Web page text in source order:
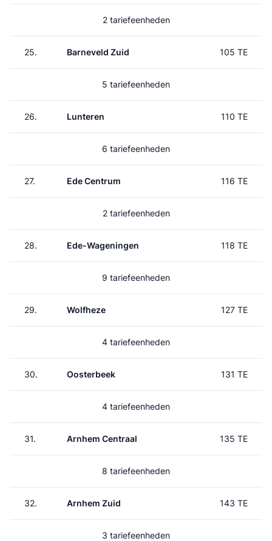
2 tariefeenheden
25. Barneveld Zuid 105 TE
5 tariefeenheden
26. Lunteren 110 TE
6 tariefeenheden
27. Ede Centrum 116 TE
2 tariefeenheden
28. Ede-Wageningen 118 TE
9 tariefeenheden
29. Wolfheze 127 TE
4 tariefeenheden
30. Oosterbeek 131 TE
4 tariefeenheden
31. Arnhem Centraal 135 TE
8 tariefeenheden
32. Arnhem Zuid 143 TE
3 tariefeenheden